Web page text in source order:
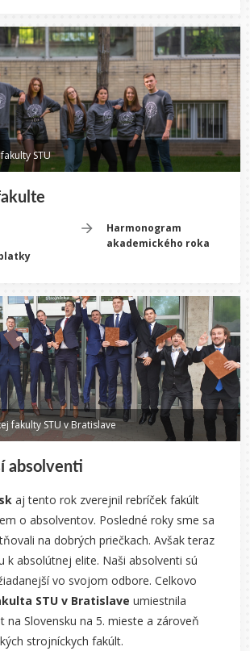
STU
Harmonogram
akademického roka
absolventi
aj tento rok zverejnil rebríček fakúlt
o absolventov. Posledné roky sme sa
na dobrých priečkach. Avšak teraz
k absolútnej elite. Naši absolventi sú
vo svojom odbore. Celkovo
STU v Bratislave umiestnila
na Slovensku na 5. mieste a zároveň
strojníckych fakúlt.
fakulty STU v Bratislave